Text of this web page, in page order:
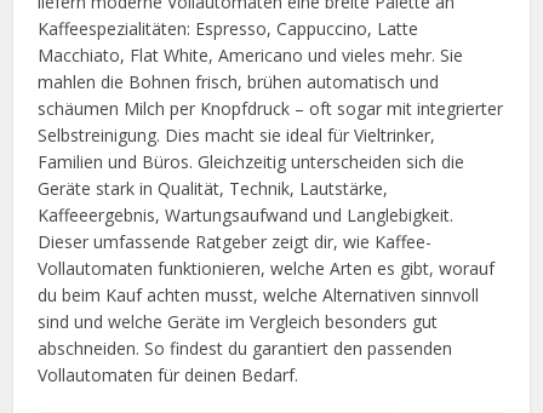
Kaffeespezialitäten: Espresso, Cappuccino, Latte
Macchiato, Flat White, Americano und vieles mehr. Sie
mahlen die Bohnen frisch, brühen automatisch und
schäumen Milch per Knopfdruck – oft sogar mit integrierter
Selbstreinigung. Dies macht sie ideal für Vieltrinker,
Familien und Büros. Gleichzeitig unterscheiden sich die
Geräte stark in Qualität, Technik, Lautstärke,
Kaffeeergebnis, Wartungsaufwand und Langlebigkeit.
Dieser umfassende Ratgeber zeigt dir, wie Kaffee-
Vollautomaten funktionieren, welche Arten es gibt, worauf
du beim Kauf achten musst, welche Alternativen sinnvoll
sind und welche Geräte im Vergleich besonders gut
abschneiden. So findest du garantiert den passenden
Vollautomaten für deinen Bedarf.